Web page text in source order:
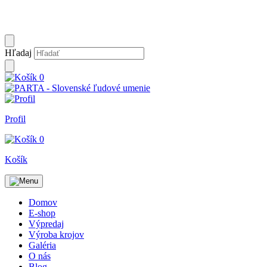
Hľadaj
0
Profil
0
Košík
Domov
E-shop
Výpredaj
Výroba krojov
Galéria
O nás